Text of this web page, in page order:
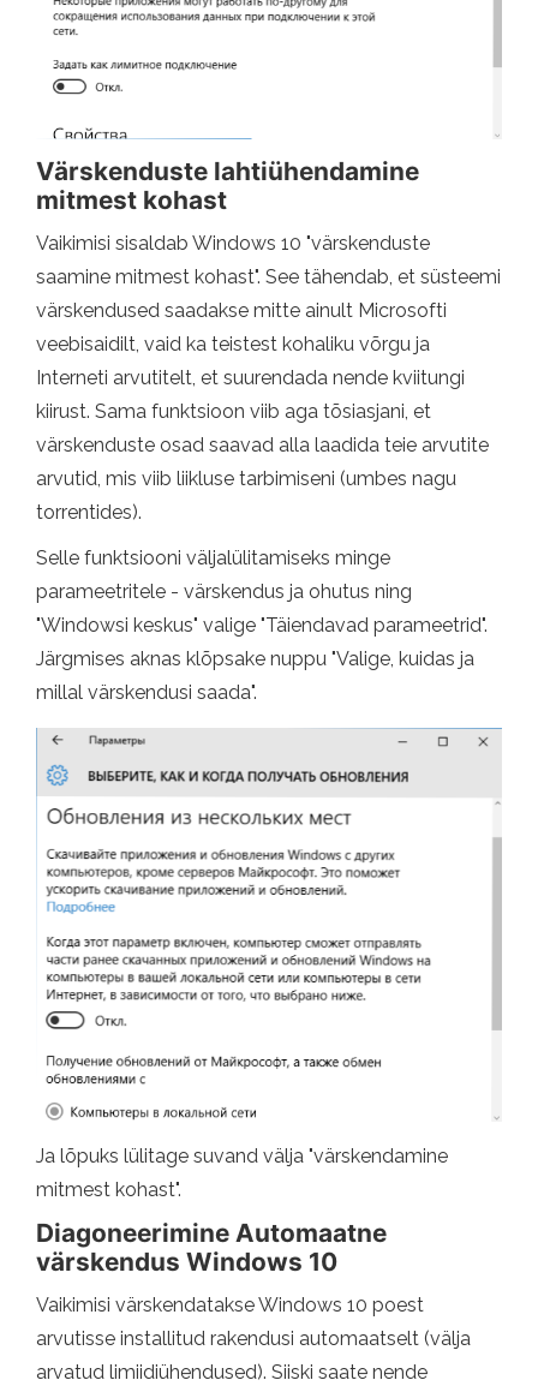
Värskenduste lahtiühendamine
mitmest kohast
Vaikimisi sisaldab Windows 10 "värskenduste
saamine mitmest kohast". See tähendab, et süsteemi
värskendused saadakse mitte ainult Microsofti
veebisaidilt, vaid ka teistest kohaliku võrgu ja
Interneti arvutitelt, et suurendada nende kviitungi
kiirust. Sama funktsioon viib aga tõsiasjani, et
värskenduste osad saavad alla laadida teie arvutite
arvutid, mis viib liikluse tarbimiseni (umbes nagu
torrentides).
Selle funktsiooni väljalülitamiseks minge
parameetritele - värskendus ja ohutus ning
"Windowsi keskus" valige "Täiendavad parameetrid".
Järgmises aknas klõpsake nuppu "Valige, kuidas ja
millal värskendusi saada".
Ja lõpuks lülitage suvand välja "värskendamine
mitmest kohast".
Diagoneerimine Automaatne
värskendus Windows 10
Vaikimisi värskendatakse Windows 10 poest
arvutisse installitud rakendusi automaatselt (välja
arvatud limiidiühendused). Siiski saate nende